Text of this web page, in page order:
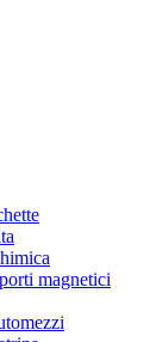
magnetici